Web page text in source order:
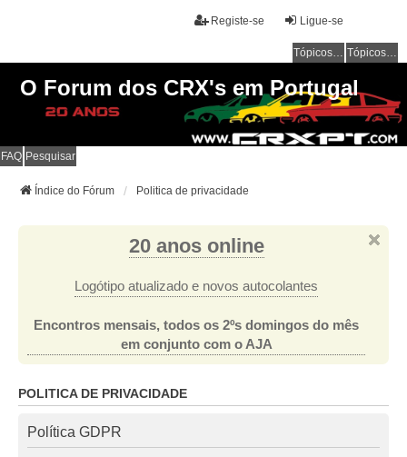
Ligue-se
Registe-se
Tópicos sem resposta Tópicos ativos
O Forum dos CRX's em Portugal
FAQ Pesquisar
Índice do Fórum Politica de privacidade
20 anos online
Logótipo atualizado e novos autocolantes
Encontros mensais, todos os 2ºs domingos do mês
em conjunto com o AJA
POLITICA DE PRIVACIDADE
Política GDPR